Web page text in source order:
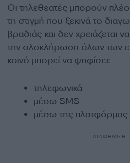
Οι τηλεθεατές μπορούν
τη στιγμή που ξεκινά το
βραδιάς και δεν χρειάζεται
την ολοκλήρωση όλων των
κοινό μπορεί να ψηφίσει:
τηλεφωνικά
μέσω SMS
μέσω της
ΔΙΑΦΗΜΙΣΗ